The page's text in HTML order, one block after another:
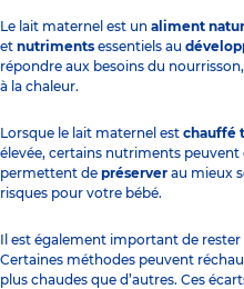
Le lait maternel est un aliment
et nutriments essentiels au
répondre aux besoins du
à la chaleur.
Lorsque le lait maternel est chauffé
élevée, certains nutriments peuvent
permettent de préserver au mieux
risques pour votre bébé.
Il est également important de
Certaines méthodes peuvent
plus chaudes que d’autres. Ces